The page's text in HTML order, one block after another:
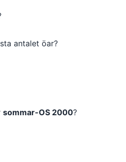
antalet öar?
sommar-OS 2000?